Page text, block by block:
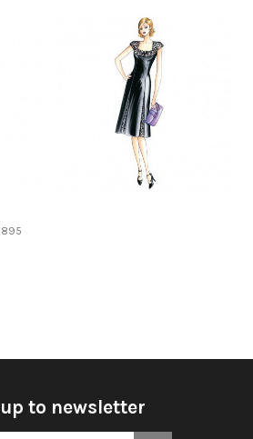
to newsletter